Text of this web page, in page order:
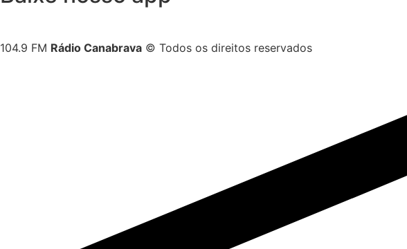
104.9 FM Rádio Canabrava © Todos os direitos reservados